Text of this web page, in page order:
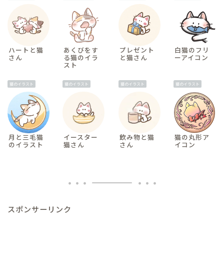
ハートと猫
さん
あくびをす
る猫のイラ
スト
プレゼント
と猫さん
白猫のフリ
ーアイコン
猫のイラスト
月と三毛猫
のイラスト
猫のイラスト
イースター
猫さん
猫のイラスト
飲み物と猫
さん
猫のイラスト
猫の丸形ア
イコン
スポンサーリンク